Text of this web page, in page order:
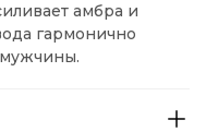
амбра и
гармонично